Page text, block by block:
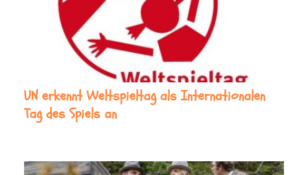
UN erkennt Weltspieltag als Internationalen
Tag des Spiels an